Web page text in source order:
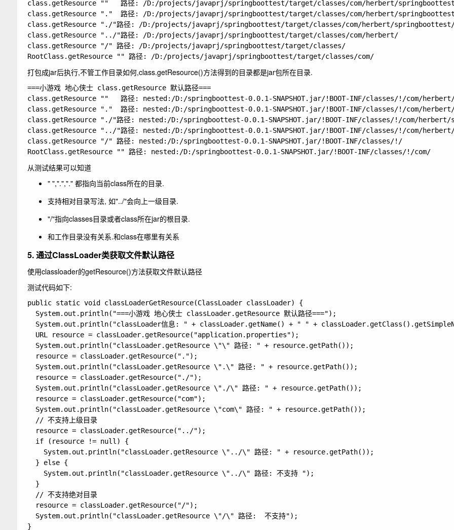
class.getResource ""   路径: /D:/projects/javaprj/springboottest/target/classes/com/herbert/
class.getResource "."  路径: /D:/projects/javaprj/springboottest/target/classes/com/herbert/
class.getResource "./"路径: /D:/projects/javaprj/springboottest/target/classes/com/herbert/
class.getResource "../"路径: /D:/projects/javaprj/springboottest/target/classes/com/herbert/
class.getResource "/" 路径: /D:/projects/javaprj/springboottest/target/classes/
RootClass.getResource "" 路径: /D:/projects/javaprj/springboottest/target/classes/com/
打包成jar后执行,不管工作目录如何,class.getResource()方法得到的目录都是jar包所在目录.
===小游戏 地心侠士 class.getResource 默认路径===
class.getResource ""   路径: nested:/D:/springboottest-0.0.1-SNAPSHOT.jar/!BOOT-INF/classes/!/com/
class.getResource "."  路径: nested:/D:/springboottest-0.0.1-SNAPSHOT.jar/!BOOT-INF/classes/!/com/
class.getResource "./"路径: nested:/D:/springboottest-0.0.1-SNAPSHOT.jar/!BOOT-INF/classes/!/com/
class.getResource "../"路径: nested:/D:/springboottest-0.0.1-SNAPSHOT.jar/!BOOT-INF/classes/!/com/
class.getResource "/" 路径: nested:/D:/springboottest-0.0.1-SNAPSHOT.jar/!BOOT-INF/classes/!/
RootClass.getResource "" 路径: nested:/D:/springboottest-0.0.1-SNAPSHOT.jar/!BOOT-INF/classes/!/com/
从测试结果可以知道
" ",".","." 都指向当前class所在的目录.
支持相对目录写法, 如"../"会向上一级目录.
"/"指向classes目录或者class所在jar的根目录.
和工作目录没有关系.和class在哪里有关系
5. 通过ClassLoader类获取文件默认路径
使用classloader的getResource()方法获取文件默认路径
测试代码如下:
public static void classLoaderGetResource(ClassLoader classLoader) {
  System.out.println("===小游戏 地心侠士 classLoader.getResource 默认路径===");
System.out.println("classLoader信息: " + classLoader.getName() + " " +
  URL resource = classLoader.getResource("application.properties");
  System.out.println("classLoader.getResource \"\" 路径: " + resource.getPath());
  resource = classLoader.getResource(".");
  System.out.println("classLoader.getResource \".\" 路径: " + resource.getPath());
  resource = classLoader.getResource("./");
  System.out.println("classLoader.getResource \"./\" 路径: " + resource.getPath());
  resource = classLoader.getResource("com");
  System.out.println("classLoader.getResource \"com\" 路径: " + resource.getPath());
  // 不支持上级目录
  resource = classLoader.getResource("../");
  if (resource != null) {
  } else {
  }
  // 不支持绝对目录
  resource = classLoader.getResource("/");
  System.out.println("classLoader.getResource \"/\" 路径:  不支持");